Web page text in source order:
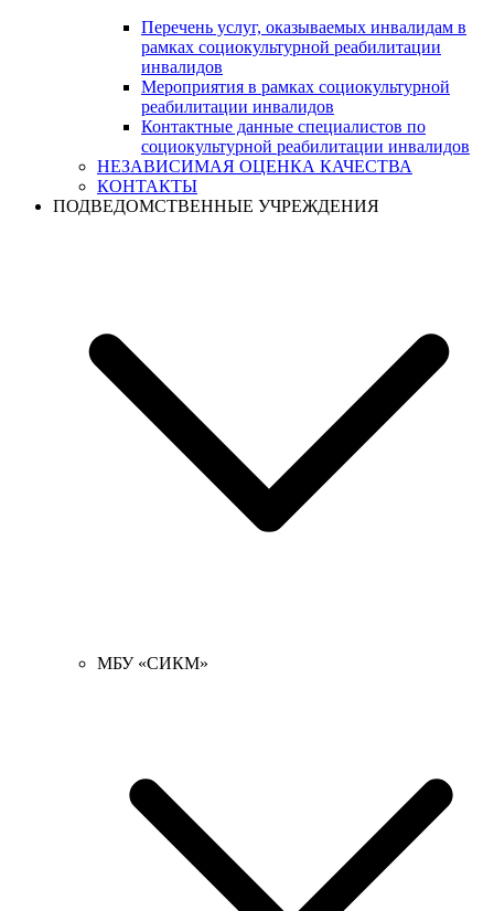
Перечень услуг, оказываемых инвалидам в
рамках социокультурной реабилитации
инвалидов
Мероприятия в рамках социокультурной
реабилитации инвалидов
Контактные данные специалистов по
социокультурной реабилитации инвалидов
НЕЗАВИСИМАЯ ОЦЕНКА КАЧЕСТВА
КОНТАКТЫ
ПОДВЕДОМСТВЕННЫЕ УЧРЕЖДЕНИЯ
МБУ «СИКМ»